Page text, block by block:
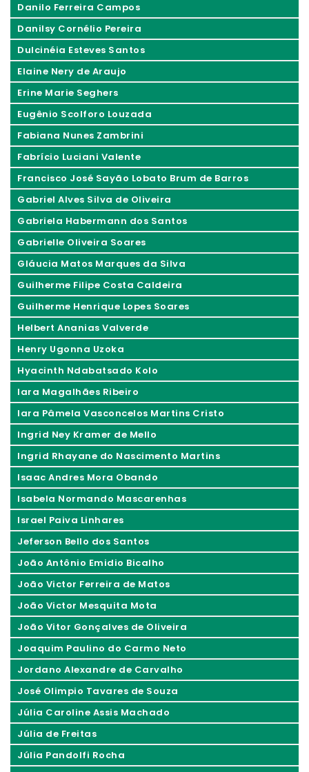
Danilo Ferreira Campos
Danilsy Cornélio Pereira
Dulcinéia Esteves Santos
Elaine Nery de Araujo
Erine Marie Seghers
Eugênio Scolforo Louzada
Fabiana Nunes Zambrini
Fabrício Luciani Valente
Francisco José Sayão Lobato Brum de Barros
Gabriel Alves Silva de Oliveira
Gabriela Habermann dos Santos
Gabrielle Oliveira Soares
Gláucia Matos Marques da Silva
Guilherme Filipe Costa Caldeira
Guilherme Henrique Lopes Soares
Helbert Ananias Valverde
Henry Ugonna Uzoka
Hyacinth Ndabatsado Kolo
Iara Magalhães Ribeiro
Iara Pâmela Vasconcelos Martins Cristo
Ingrid Ney Kramer de Mello
Ingrid Rhayane do Nascimento Martins
Isaac Andres Mora Obando
Isabela Normando Mascarenhas
Israel Paiva Linhares
Jeferson Bello dos Santos
João Antônio Emidio Bicalho
João Victor Ferreira de Matos
João Victor Mesquita Mota
João Vitor Gonçalves de Oliveira
Joaquim Paulino do Carmo Neto
Jordano Alexandre de Carvalho
José Olimpio Tavares de Souza
Júlia Caroline Assis Machado
Júlia de Freitas
Júlia Pandolfi Rocha